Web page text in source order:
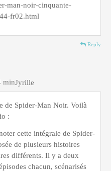
man-noir-cinquante-
fr02.html
Reply
Jyrille
min
de Spider-Man Noir. Voilà
:
cette intégrale de Spider-
de plusieurs histoires
différents. Il y a deux
chacun, scénarisés